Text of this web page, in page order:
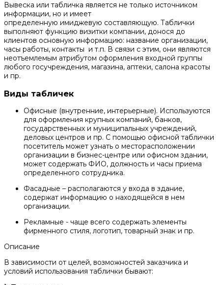
Вывеска или табличка является не только источником
информации, но и имеет
определенную имиджевую составляющую. Таблички
выполняют функцию визитки компании, донося до
клиентов основную информацию: название организации,
часы работы, контакты и т.п. В связи с этим, они являются
неотъемлемым атрибутом оформления входной группы
любого госучреждения, магазина, аптеки, салона красоты
и пр.
Виды табличек
Офисные (внутренние, интерьерные). Используются
для оформления крупных компаний, банков,
государственных и муниципальных учреждений,
деловых центров и пр. С помощью офисной таблички
посетитель может узнать о месторасположении
организации в бизнес-центре или офисном здании,
может содержать ФИО, должность и часы приема
определенного сотрудника.
Фасадные – располагаются у входа в здание,
содержат информацию о находящейся в нем
организации.
Рекламные - чаще всего содержать элементы
фирменного стиля, логотип, товарный знак и пр.
Описание
В зависимости от целей, возможностей заказчика и
условий использования таблички бывают: